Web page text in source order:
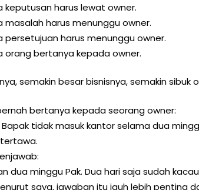
keputusan harus lewat owner.
masalah harus menunggu owner.
persetujuan harus menunggu owner.
orang bertanya kepada owner.
semakin besar bisnisnya, semakin sibuk
bertanya kepada seorang owner:
Bapak tidak masuk kantor selama dua
dua minggu Pak. Dua hari saja sudah
saya, jawaban itu jauh lebih penting